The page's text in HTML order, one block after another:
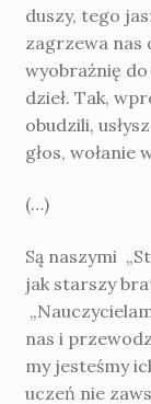
duszy, tego
zagrzewa nas
wyobraźnię
dzieł. Tak,
obudzili,
głos, wołanie
(…)
Są naszymi
jak starszy
nas i
my jesteśmy
uczeń nie